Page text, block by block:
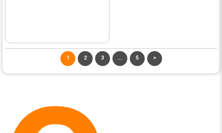
1 2 3 ... 5 >